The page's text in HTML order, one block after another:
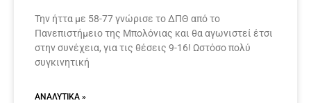
Την ήττα με 58-77 γνώρισε το ΔΠΘ από το
Πανεπιστήμειο της Μπολόνιας και θα αγωνιστεί έτσι
στην συνέχεια, για τις θέσεις 9-16! Ωστόσο πολύ
συγκινητική
ΑΝΑΛΥΤΙΚΆ »